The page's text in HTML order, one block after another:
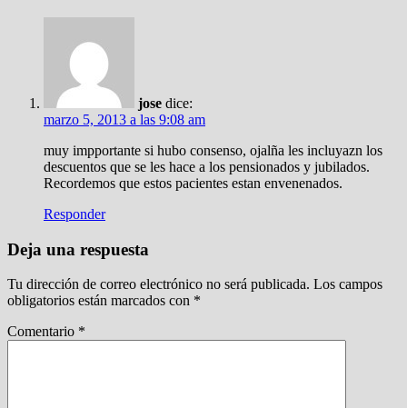
jose dice:
marzo 5, 2013 a las 9:08 am
muy impportante si hubo consenso, ojalña les incluyazn los
descuentos que se les hace a los pensionados y jubilados.
Recordemos que estos pacientes estan envenenados.
Responder
Deja una respuesta
Tu dirección de correo electrónico no será publicada. Los campos
obligatorios están marcados con *
Comentario *